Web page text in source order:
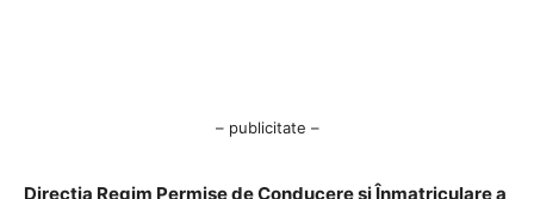
– publicitate –
Direcția Regim Permise de Conducere și Înmatriculare a